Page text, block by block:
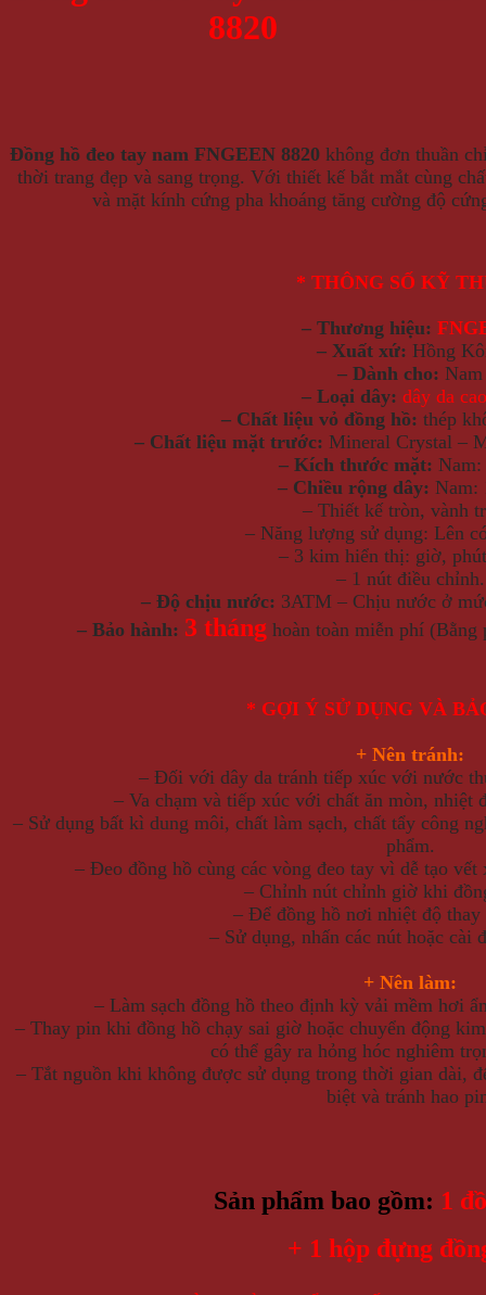
8820
Đồng hồ đeo tay nam FNGEEN 8820 không đơn thuần
thời trang đẹp và sang trọng. Với thiết kế bắt mắt cùng
và mặt kính cứng pha khoáng tăng cường độ
* THÔNG SỐ KỸ
– Thương hiệu:
– Xuất xứ: Hồng
– Dành cho: Nam
– Loại dây: dây da
– Chất liệu vỏ đồng hồ: thép
– Chất liệu mặt trước: Mineral Crystal –
– Kích thước mặt:
– Chiều rộng dây: Nam:
– Thiết kế tròn, vành
– Năng lượng sử dụng: Lên
– 3 kim hiển thị: giờ,
– 1 nút điều
– Độ chịu nước: 3ATM – Chịu nước ở
– Bảo hành: 3 tháng hoàn toàn miễn phí (Bằng
* GỢI Ý SỬ DỤNG VÀ
+ Nên tránh:
– Đối với dây da tránh tiếp xúc với nước
– Va chạm và tiếp xúc với chất ăn mòn, nhiệt
– Sử dụng bất kì dung môi, chất làm sạch, chất tẩy công
phẩm.
– Đeo đồng hồ cùng các vòng đeo tay vì dễ tạo
– Chỉnh nút chỉnh giờ khi
– Để đồng hồ nơi nhiệt độ
– Sử dụng, nhấn các nút hoặc cài
+ Nên làm:
– Làm sạch đồng hồ theo định kỳ vải mềm hơi
– Thay pin khi đồng hồ chạy sai giờ hoặc chuyển động
có thể gây ra hỏng hóc nghiêm
– Tắt nguồn khi không được sử dụng trong thời gian dài,
biệt và tránh hao
Sản phẩm bao gồm: 1
+ 1 hộp đựng